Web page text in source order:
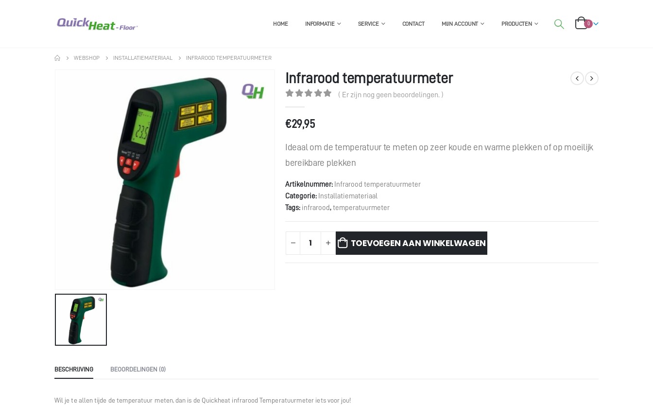
HOME INFORMATIE SERVICE CONTACT MIJN ACCOUNT PRODUCTEN 0
WEBSHOP INSTALLATIEMATERIAAL INFRAROOD TEMPERATUURMETER
Infrarood temperatuurmeter
( Er zijn nog geen beoordelingen. )
€29,95
Ideaal om de temperatuur te meten op zeer koude en warme plekken of op moeilijk
bereikbare plekken
Artikelnummer: Infrarood temperatuurmeter
Categorie: Installatiemateriaal
Tags: infrarood, temperatuurmeter
TOEVOEGEN AAN WINKELWAGEN
BESCHRIJVING BEOORDELINGEN (0)
Wil je te allen tijde de temperatuur meten, dan is de Quickheat infrarood Temperatuurmeter iets voor jou!